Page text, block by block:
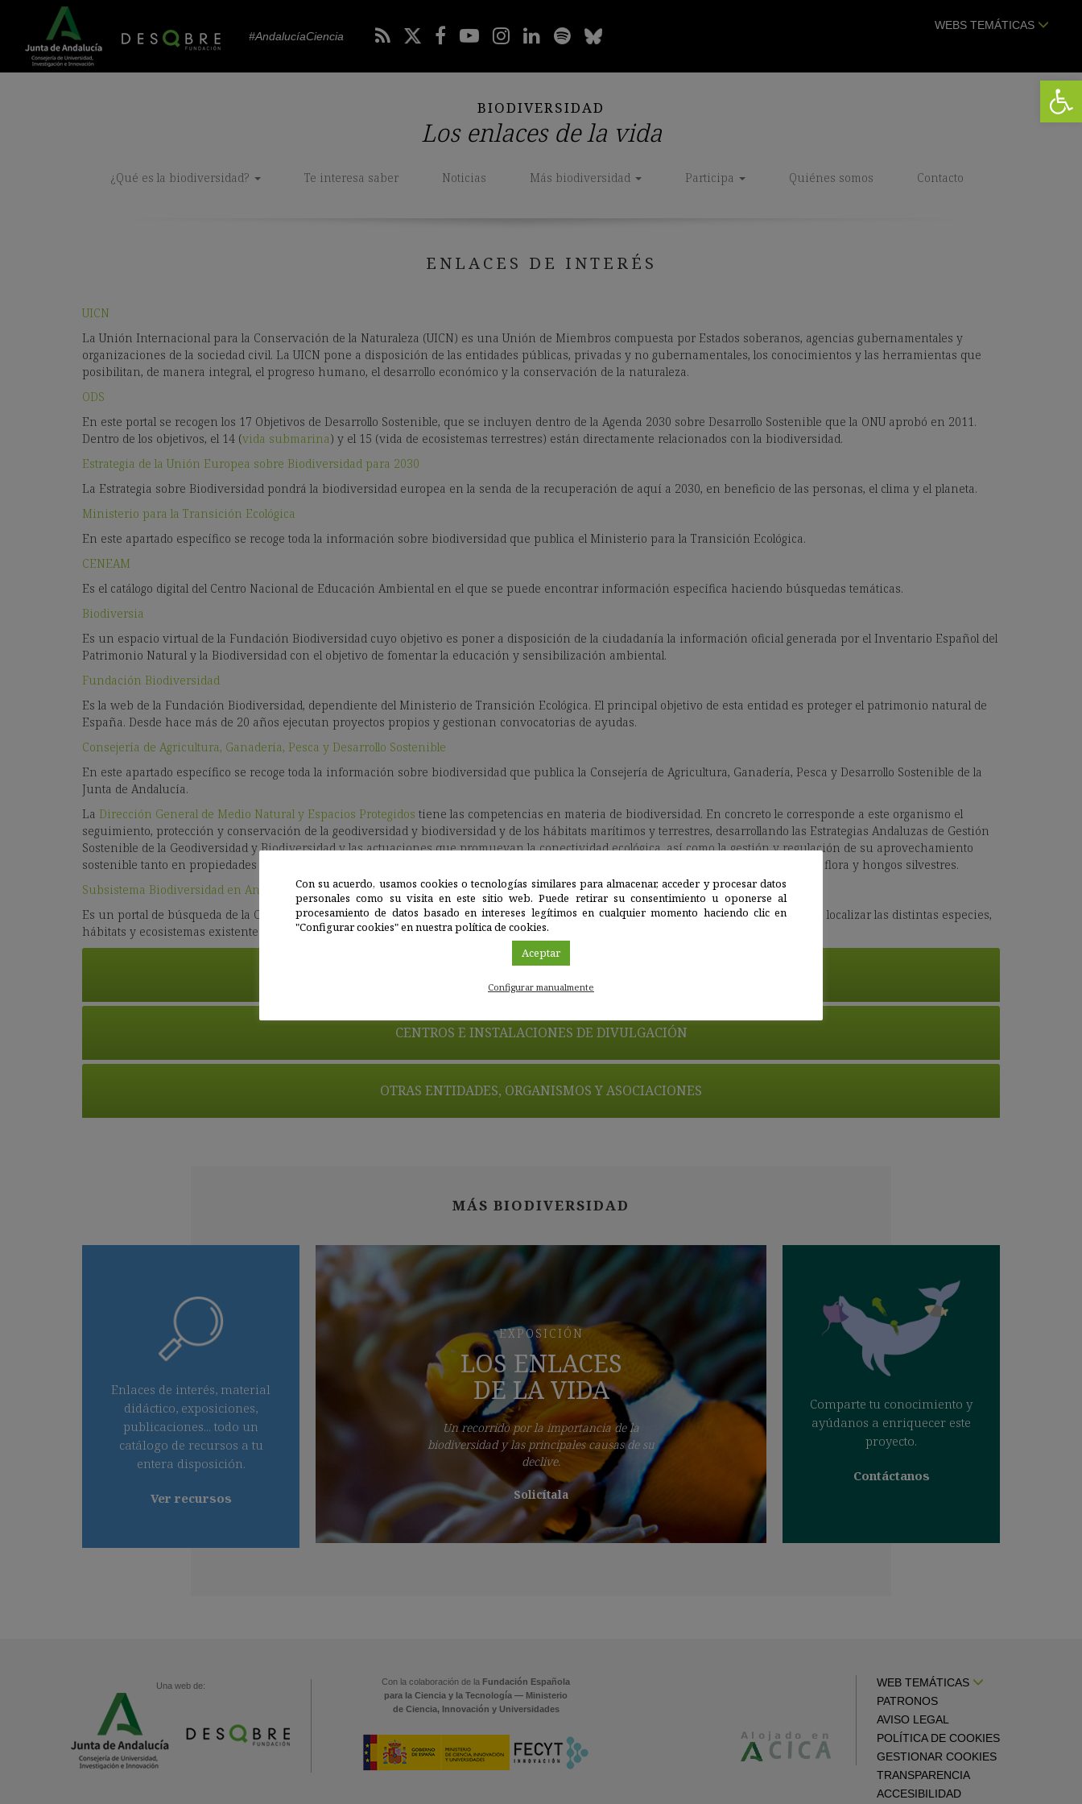
Abrir
#AndalucíaCiencia
WEBS TEMÁTICAS
BIODIVERSIDAD
Los enlaces de la vida
¿Qué es la biodiversidad? Te interesa saber Noticias Más biodiversidad Participa Quiénes somos Contacto
ENLACES DE INTERÉS
UICN
La Unión Internacional para la Conservación de la Naturaleza (UICN) es una Unión de Miembros compuesta por Estados soberanos, agencias gubernamentales y
organizaciones de la sociedad civil. La UICN pone a disposición de las entidades públicas, privadas y no gubernamentales, los conocimientos y las herramientas que
posibilitan, de manera integral, el progreso humano, el desarrollo económico y la conservación de la naturaleza.
ODS
En este portal se recogen los 17 Objetivos de Desarrollo Sostenible, que se incluyen dentro de la Agenda 2030 sobre Desarrollo Sostenible que la ONU aprobó en 2011.
Dentro de los objetivos, el 14 (vida submarina) y el 15 (vida de ecosistemas terrestres) están directamente relacionados con la biodiversidad.
Estrategia de la Unión Europea sobre Biodiversidad para 2030
La Estrategia sobre Biodiversidad pondrá la biodiversidad europea en la senda de la recuperación de aquí a 2030, en beneficio de las personas, el clima y el planeta.
Ministerio para la Transición Ecológica
En este apartado específico se recoge toda la información sobre biodiversidad que publica el Ministerio para la Transición Ecológica.
CENEAM
Es el catálogo digital del Centro Nacional de Educación Ambiental en el que se puede encontrar información específica haciendo búsquedas temáticas.
Biodiversia
Es un espacio virtual de la Fundación Biodiversidad cuyo objetivo es poner a disposición de la ciudadanía la información oficial generada por el Inventario Español del
Patrimonio Natural y la Biodiversidad con el objetivo de fomentar la educación y sensibilización ambiental.
Fundación Biodiversidad
Es la web de la Fundación Biodiversidad, dependiente del Ministerio de Transición Ecológica. El principal objetivo de esta entidad es proteger el patrimonio natural de
España. Desde hace más de 20 años ejecutan proyectos propios y gestionan convocatorias de ayudas.
Consejería de Agricultura, Ganadería, Pesca y Desarrollo Sostenible
En este apartado específico se recoge toda la información sobre biodiversidad que publica la Consejería de Agricultura, Ganadería, Pesca y Desarrollo Sostenible de la
Junta de Andalucía.
La Dirección General de Medio Natural y Espacios Protegidos tiene las competencias en materia de biodiversidad. En concreto le corresponde a este organismo el
seguimiento, protección y conservación de la geodiversidad y biodiversidad y de los hábitats marítimos y terrestres, desarrollando las Estrategias Andaluzas de Gestión
Sostenible de la Geodiversidad y Biodiversidad y las actuaciones que promuevan la conectividad ecológica, así como la gestión y regulación de su aprovechamiento
sostenible tanto en propiedades públicas como privadas y el régimen de autorizaciones para la manipulación de las especies de fauna, flora y hongos silvestres.
Subsistema Biodiversidad en Andalucía
Es un portal de búsqueda de la Consejería de Medio Ambiente y Ordenación del Territorio de la Junta de Andalucía, en el que se pueden localizar las distintas especies,
hábitats y ecosistemas existentes en Andalucía.
CENTROS E INSTALACIONES DE DIVULGACIÓN
OTRAS ENTIDADES, ORGANISMOS Y ASOCIACIONES
MÁS BIODIVERSIDAD
Enlaces de interés, material
didáctico, exposiciones,
publicaciones... todo un
catálogo de recursos a tu
entera disposición.
Ver recursos
EXPOSICIÓN
LOS ENLACES
DE LA VIDA
Un recorrido por la importancia de la
biodiversidad y las principales causas de su
declive.
Solicítala
Comparte tu conocimiento y
ayúdanos a enriquecer este
proyecto.
Contáctanos
Una web de: Con la colaboración de la Fundación Española
para la Ciencia y la Tecnología — Ministerio
de Ciencia, Innovación y Universidades
WEB TEMÁTICAS
PATRONOS
AVISO LEGAL
POLÍTICA DE COOKIES
GESTIONAR COOKIES
TRANSPARENCIA
ACCESIBILIDAD
Con su acuerdo, usamos cookies o tecnologías similares para almacenar, acceder y procesar datos
personales como su visita en este sitio web. Puede retirar su consentimiento u oponerse al
procesamiento de datos basado en intereses legítimos en cualquier momento haciendo clic en
"Configurar cookies" en nuestra política de cookies.
Aceptar
Configurar manualmente